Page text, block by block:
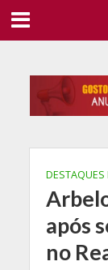
DESTAQUES
após
no